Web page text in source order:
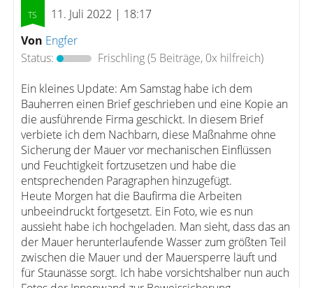
11. Juli 2022 | 18:17
Von Engfer
Status:
Frischling(5 Beiträge, 0x hilfreich)
Ein kleines Update: Am Samstag habe ich dem
Bauherren einen Brief geschrieben und eine Kopie an
die ausführende Firma geschickt. In diesem Brief
verbiete ich dem Nachbarn, diese Maßnahme ohne
Sicherung der Mauer vor mechanischen Einflüssen
und Feuchtigkeit fortzusetzen und habe die
entsprechenden Paragraphen hinzugefügt.
Heute Morgen hat die Baufirma die Arbeiten
unbeeindruckt fortgesetzt. Ein Foto, wie es nun
aussieht habe ich hochgeladen. Man sieht, dass das an
der Mauer herunterlaufende Wasser zum größten Teil
zwischen die Mauer und der Mauersperre läuft und
für Staunässe sorgt. Ich habe vorsichtshalber nun auch